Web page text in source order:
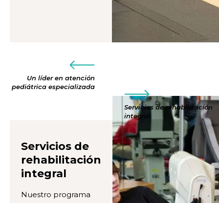
Un líder en atención
pediátrica especializada
Servicios de rehabilitación
integral
Servicios de
rehabilitación
integral
Nuestro programa